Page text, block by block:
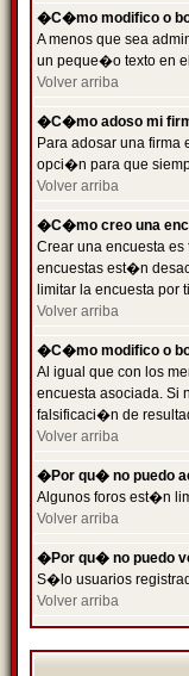
�C�mo modifico o
A menos que sea
un peque�o texto en
Volver arriba
�C�mo adoso mi
Para adosar una
opci�n para que
Volver arriba
�C�mo creo una
Crear una encuesta
encuestas est�n
limitar la encuesta
Volver arriba
�C�mo modifico o
Al igual que con los
encuesta asociada. Si
falsificaci�n de
Volver arriba
�Por qu� no puedo
Algunos foros est�n
Volver arriba
�Por qu� no puedo
S�lo usuarios
Volver arriba